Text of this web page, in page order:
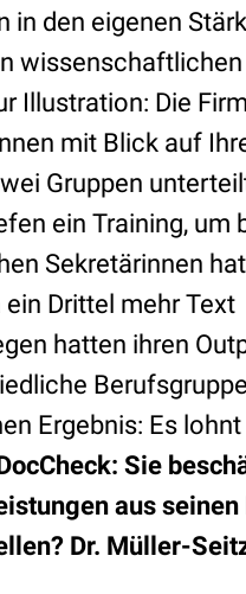
den eigenen
wissenschaftlichen
Illustration: Die
mit Blick auf
Gruppen
ein Training, um
Sekretärinnen
Drittel mehr Text
hatten ihren
Ergebnis: Es
Sie
aus
Dr. Müller-